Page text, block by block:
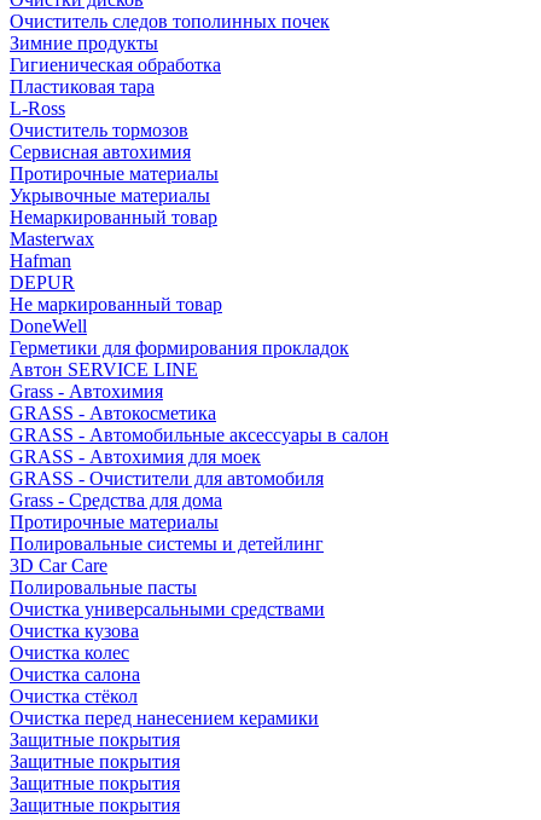
Очиститель следов тополинных почек
Зимние продукты
Гигиеническая обработка
Пластиковая тара
L-Ross
Очиститель тормозов
Сервисная автохимия
Протирочные материалы
Укрывочные материалы
Немаркированный товар
Masterwax
Hafman
DEPUR
Не маркированный товар
DoneWell
Герметики для формирования прокладок
Автон SERVICE LINE
Grass - Автохимия
GRASS - Автокосметика
GRASS - Автомобильные аксессуары в салон
GRASS - Автохимия для моек
GRASS - Очистители для автомобиля
Grass - Средства для дома
Протирочные материалы
Полировальные системы и детейлинг
3D Car Care
Полировальные пасты
Очистка универсальными средствами
Очистка кузова
Очистка колес
Очистка салона
Очистка стёкол
Очистка перед нанесением керамики
Защитные покрытия
Защитные покрытия
Защитные покрытия
Защитные покрытия